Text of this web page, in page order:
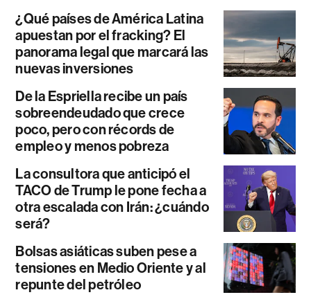
¿Qué países de América Latina
apuestan por el fracking? El
panorama legal que marcará las
nuevas inversiones
De la Espriella recibe un país
sobreendeudado que crece
poco, pero con récords de
empleo y menos pobreza
La consultora que anticipó el
TACO de Trump le pone fecha a
otra escalada con Irán: ¿cuándo
será?
Bolsas asiáticas suben pese a
tensiones en Medio Oriente y al
repunte del petróleo